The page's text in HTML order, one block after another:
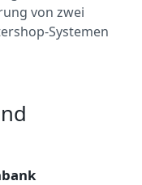
von zwei
Systemen